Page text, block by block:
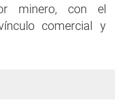
minero, con el
comercial y